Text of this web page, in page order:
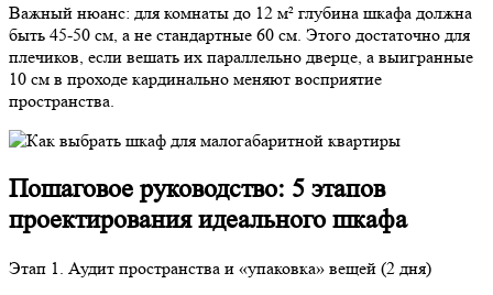
Важный нюанс: для комнаты до 12 м² глубина шкафа должна
быть 45-50 см, а не стандартные 60 см. Этого достаточно для
плечиков, если вешать их параллельно дверце, а выигранные
10 см в проходе кардинально меняют восприятие
пространства.
Пошаговое руководство: 5 этапов
проектирования идеального шкафа
Этап 1. Аудит пространства и «упаковка» вещей (2 дня)